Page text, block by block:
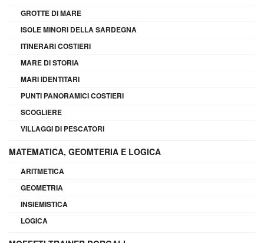
GROTTE DI MARE
ISOLE MINORI DELLA SARDEGNA
ITINERARI COSTIERI
MARE DI STORIA
MARI IDENTITARI
PUNTI PANORAMICI COSTIERI
SCOGLIERE
VILLAGGI DI PESCATORI
MATEMATICA, GEOMTERIA E LOGICA
ARITMETICA
GEOMETRIA
INSIEMISTICA
LOGICA